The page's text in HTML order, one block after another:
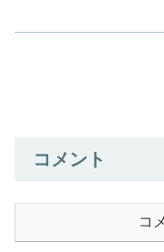
コメント
コ